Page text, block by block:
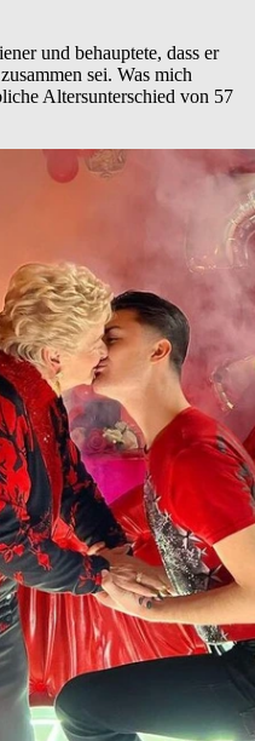
und behauptete, dass er
sei. Was mich
Altersunterschied von 57